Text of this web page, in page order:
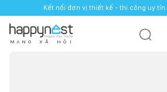
Kết nối đơn vị thiết kế - thi công uy tín.
M Ạ N G X Ã H Ộ I